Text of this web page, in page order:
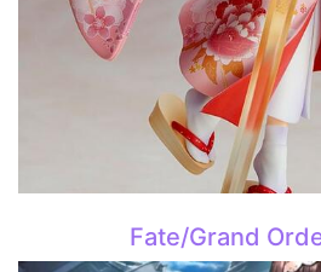
Fate/Grand